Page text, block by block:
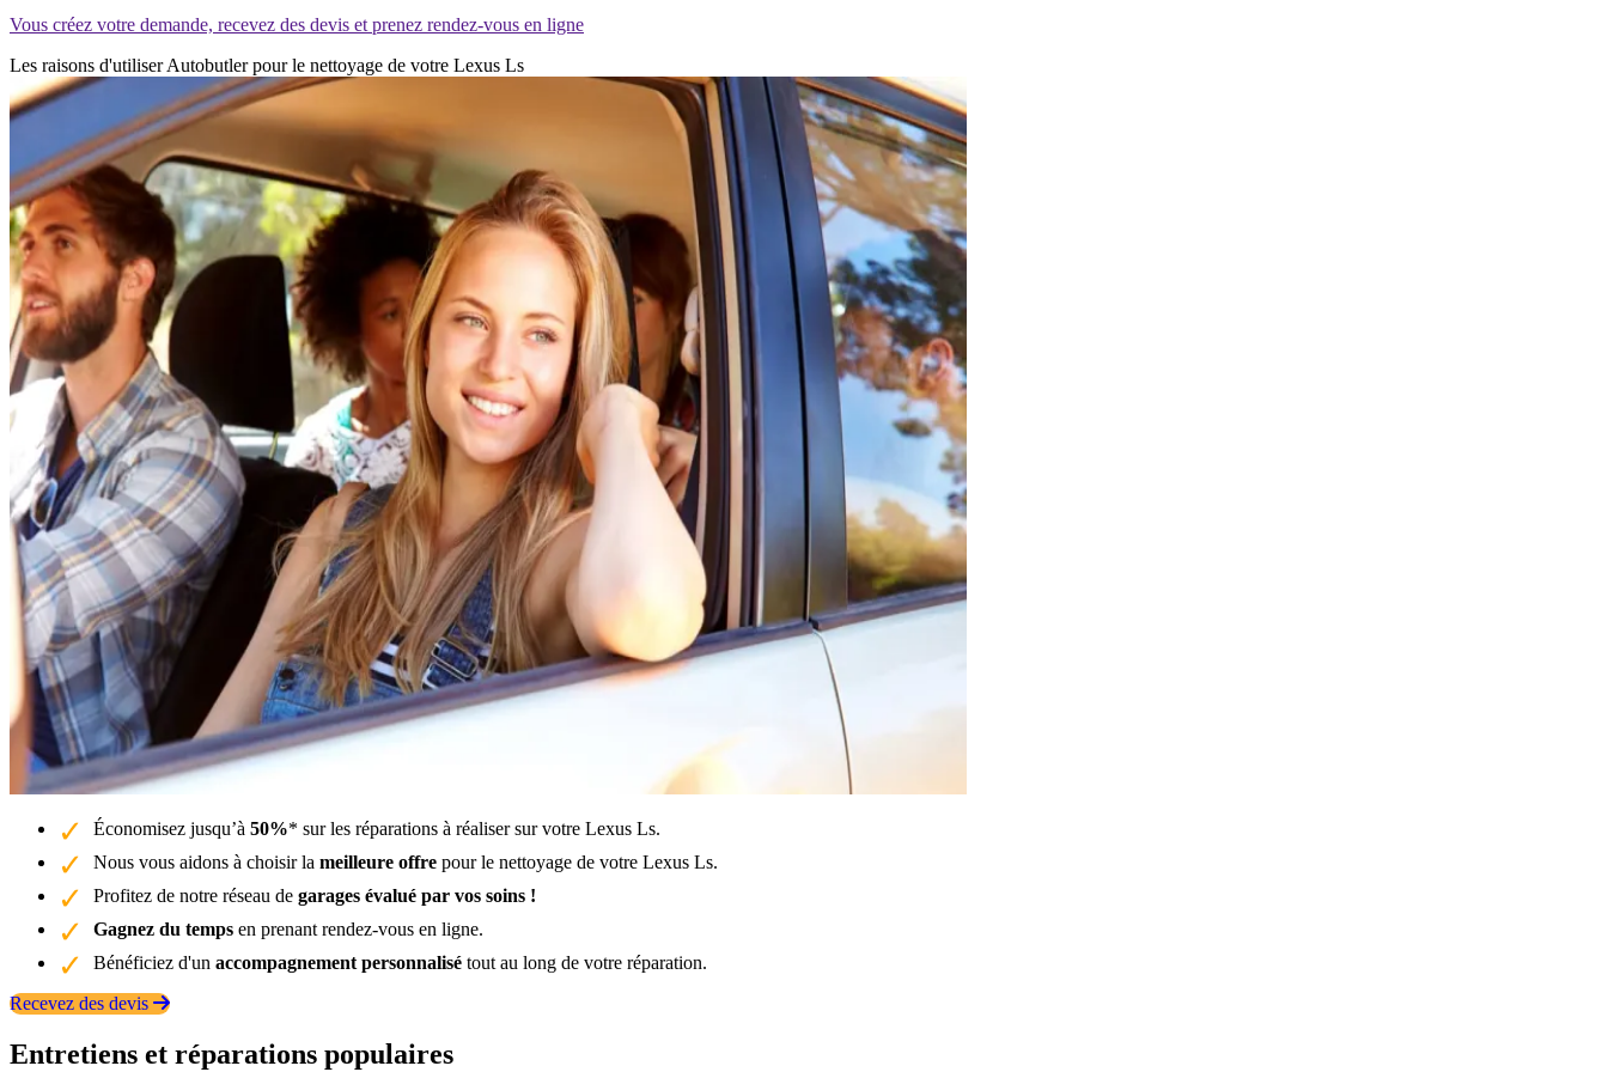
Vous créez votre demande, recevez des devis et prenez rendez-vous en ligne
Les raisons d'utiliser Autobutler pour le nettoyage de votre Lexus Ls
Économisez jusqu’à 50%* sur les réparations à réaliser sur votre Lexus Ls.
Nous vous aidons à choisir la meilleure offre pour le nettoyage de votre Lexus Ls.
Profitez de notre réseau de garages évalué par vos soins !
Gagnez du temps en prenant rendez-vous en ligne.
Bénéficiez d'un accompagnement personnalisé tout au long de votre réparation.
Recevez des devis
Entretiens et réparations populaires